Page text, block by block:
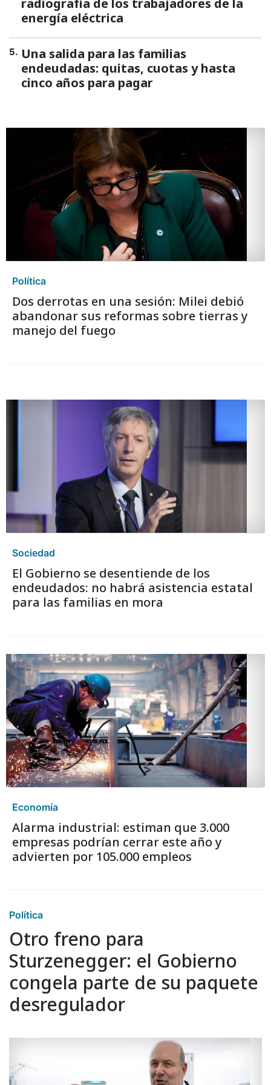
energía eléctrica
5. Una salida para las familias
endeudadas: quitas, cuotas y hasta
cinco años para pagar
Política
Dos derrotas en una sesión: Milei debió
abandonar sus reformas sobre tierras y
manejo del fuego
Sociedad
El Gobierno se desentiende de los
endeudados: no habrá asistencia estatal
para las familias en mora
Economía
Alarma industrial: estiman que 3.000
empresas podrían cerrar este año y
advierten por 105.000 empleos
Política
Otro freno para
Sturzenegger: el Gobierno
congela parte de su paquete
desregulador